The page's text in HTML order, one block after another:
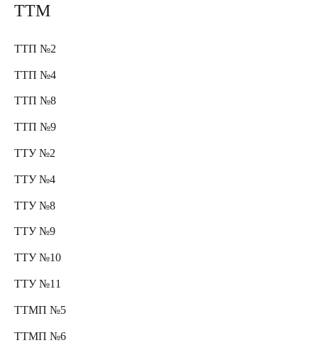
ТТМ
ТТП №2
ТТП №4
ТТП №8
ТТП №9
ТТУ №2
ТТУ №4
ТТУ №8
ТТУ №9
ТТУ №10
ТТУ №11
ТТМП №5
ТТМП №6